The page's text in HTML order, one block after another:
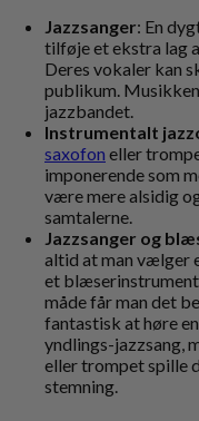
Jazzsanger: En
tilføje et ekstra lag
Deres vokaler kan
publikum.
jazzbandet.
Instrumentalt
saxofon eller
imponerende som
være mere alsidig
samtalerne.
Jazzsanger og
altid at man vælger
et blæserinstrument
måde får man det
fantastisk at høre
yndlings-jazzsang,
eller trompet spille
stemning.